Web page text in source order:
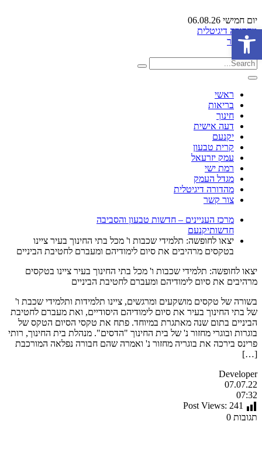
יום חמישי 06.08.26
מהדורה דיגיטלית
צור קשר
ראשי
בריאות
חינוך
דעה אישית
יקנעם
קרית טבעון
עמק יזרעאל
רמת ישי
מגדל העמק
מהדורה דיגיטלית
צור קשר
מרכז העניינים – חדשות טבעון והסביבה
חדשותיקנעם
יצאו לחופשה: תלמידי שכבות ו' מכל בתי החינוך בעיר ציינו
בטקסים מרהיבים את סיום לימודיהם ומעברם לחטיבת הביניים
יצאו לחופשה: תלמידי שכבות ו' מכל בתי החינוך בעיר ציינו בטקסים
מרהיבים את סיום לימודיהם ומעברם לחטיבת הביניים
בשורה של טקסים מושקעים ומרגשים, ציינו תלמידות ותלמידי שכבת ו'
של בתי החינוך בעיר את סיום לימודיהם היסודיים, ואת מעברם לחטיבת
הביניים בתום שנה מאתגרת במיוחד. פתח את טקסי הסיום הטקס של
בוגרות ובוגרי מחזור נ' של בית החינוך "הדסים". מנהלת בית החינוך, רותי
פרינס בירכה את בוגריה מחזור נ' ואמרה שהם חבורה נפלאה המורכבת
[…]
Developer
07.07.22
07:32
Post Views: 241
תגובות 0
פתח סרגל נגישות